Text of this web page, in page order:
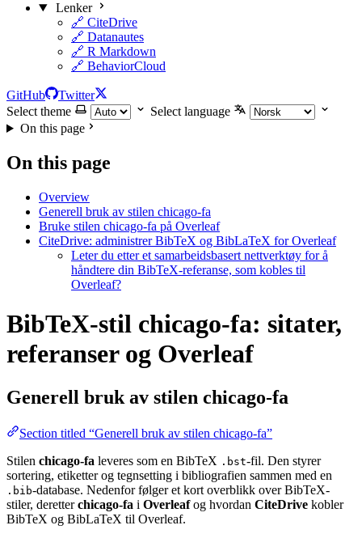
Lenker
🔗 CiteDrive
🔗 Datanautes
🔗 R Markdown
🔗 BehaviorCloud
GitHub
Twitter
Select theme
Select language
On this page
On this page
Overview
Generell bruk av stilen chicago-fa
Bruke stilen chicago-fa på Overleaf
CiteDrive: administrer BibTeX og BibLaTeX for Overleaf
Leter du etter et samarbeidsbasert nettverktøy for å
håndtere din BibTeX-referanse, som kobles til
Overleaf?
BibTeX-stil chicago-fa: sitater,
referanser og Overleaf
Generell bruk av stilen chicago-fa
Section titled “Generell bruk av stilen chicago-fa”
Stilen chicago-fa leveres som en BibTeX .bst-fil. Den styrer
sortering, etiketter og tegnsetting i bibliografien sammen med en
.bib-database. Nedenfor følger et kort overblikk over BibTeX-
stiler, deretterchicago-fa i Overleafog hvordan CiteDrive kobler
BibTeX og BibLaTeX til Overleaf.